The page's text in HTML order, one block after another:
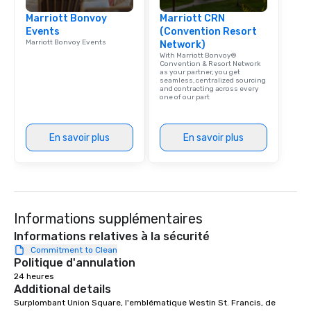
Marriott Bonvoy
Events
Marriott Bonvoy Events
En savoir plus
Marriott CRN
(Convention Resort
Network)
With Marriott Bonvoy®
Convention & Resort Network
as your partner, you get
seamless, centralized sourcing
and contracting across every
one of our part
En savoir plus
Informations supplémentaires
Informations relatives à la sécurité
Commitment to Clean
Politique d'annulation
24 heures
Additional details
Surplombant Union Square, l'emblématique Westin St. Francis, de